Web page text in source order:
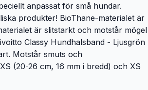
anpassat för små hundar.
produkter! BioThane-materialet är
är slitstarkt och motstår mögel
Classy Hundhalsband - Ljusgrön
Motstår smuts och
(20-26 cm, 16 mm i bredd) och XS